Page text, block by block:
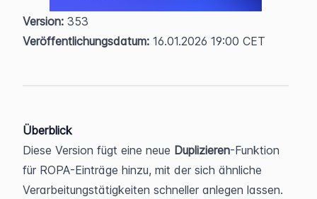
Version: 353
Veröffentlichungsdatum: 16.01.2026 19:00 CET
Überblick
Diese Version fügt eine neue Duplizieren-Funktion
für ROPA-Einträge hinzu, mit der sich ähnliche
Verarbeitungstätigkeiten schneller anlegen lassen.